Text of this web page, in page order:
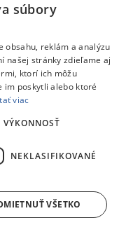
produktu?
vhodný?
spoločnosti
Ecovacs
navigujú a kosia bez
na zložitú,
súbory
obsahu, reklám a analýzu
našej stránky zdieľame aj
ktorí ich môžu
im poskytli alebo ktoré
viac
VÝKONNOSŤ
NEKLASIFIKOVANÉ
VŠETKO